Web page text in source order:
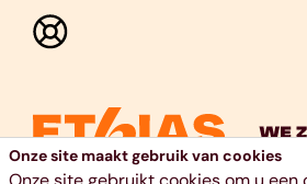
Onze site maakt gebruik van cookies